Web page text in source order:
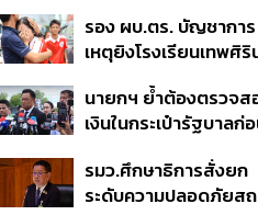
คนผิดมาลงโทษ
รอง ผบ.ตร. บัญชาการ
เหตุยิงโรงเรียนเทพศิ
ยืนยันไร้คนติดค้าง พบ
ปู่-ย่าที่บ้านพักผู้ก่อเหตุ
นายกฯ ย้ำต้องตรวจส
เงินในกระเป๋ารัฐบาลก่
เฟส 2 หรือปรับเกณฑ์
50:50 ยันเงินคงคลัง
รมว.ศึกษาธิการสั่งยก
ระดับความปลอดภัยส